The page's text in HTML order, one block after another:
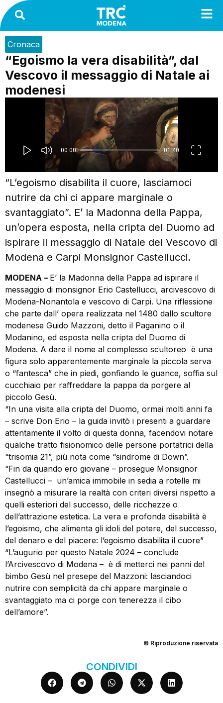
Cronaca
“Egoismo la vera disabilità”, dal
Vescovo il messaggio di Natale ai
modenesi
“L’egoismo disabilita il cuore, lasciamoci
nutrire da chi ci appare marginale o
svantaggiato”. E’ la Madonna della Pappa,
un’opera esposta, nella cripta del Duomo ad
ispirare il messaggio di Natale del Vescovo di
Modena e Carpi Monsignor Castellucci.
MODENA – E’ la Madonna della Pappa ad ispirare il
messaggio di monsignor Erio Castellucci, arcivescovo di
Modena-Nonantola e vescovo di Carpi. Una riflessione
che parte dall’ opera realizzata nel 1480 dallo scultore
modenese Guido Mazzoni, detto il Paganino o il
Modanino, ed esposta nella cripta del Duomo di
Modena. A dare il nome al complesso scultoreo è una
figura solo apparentemente marginale la piccola serva
o “fantesca” che in piedi, gonfiando le guance, soffia sul
cucchiaio per raffreddare la pappa da porgere al
piccolo Gesù.
“In una visita alla cripta del Duomo, ormai molti anni fa
– scrive Don Erio – la guida invitò i presenti a guardare
attentamente il volto di questa donna, facendovi notare
qualche tratto fisionomico delle persone portatrici della
“trisomia 21”, più nota come “sindrome di Down”.
“Fin da quando ero giovane – prosegue Monsignor
Castellucci – un’amica immobile in sedia a rotelle mi
insegnò a misurare la realtà con criteri diversi rispetto a
quelli esteriori del successo, delle ricchezze o
dell’attrazione estetica. La vera e profonda disabilità è
l’egoismo, che alimenta gli idoli del potere, del successo,
del denaro e del piacere: l’egoismo disabilita il cuore”
“L’augurio per questo Natale 2024 – conclude
l’Arcivescovo di Modena – è di metterci nei panni del
bimbo Gesù nel presepe del Mazzoni: lasciandoci
nutrire con semplicità da chi appare marginale o
svantaggiato ma ci porge con tenerezza il cibo
dell’amore”.
© Riproduzione riservata
CONDIVIDI